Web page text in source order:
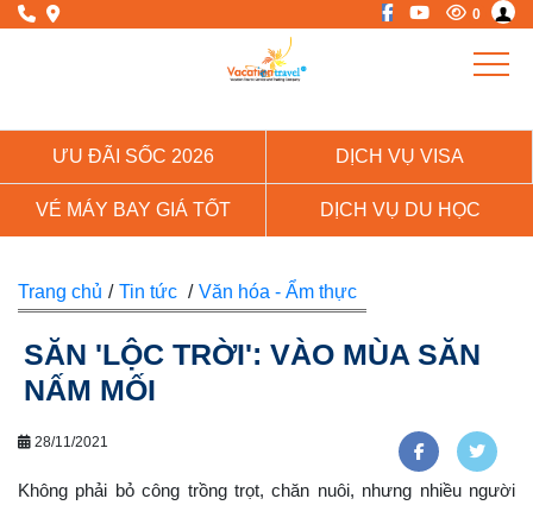
0
ƯU ĐÃI SỐC 2026 DỊCH VỤ VISA
VÉ MÁY BAY GIÁ TỐT DỊCH VỤ DU HỌC
Trang chủ / Tin tức / Văn hóa - Ẩm thực
SĂN 'LỘC TRỜI': VÀO MÙA SĂN
NẤM MỐI
28/11/2021
Không phải bỏ công trồng trọt, chăn nuôi, nhưng nhiều người